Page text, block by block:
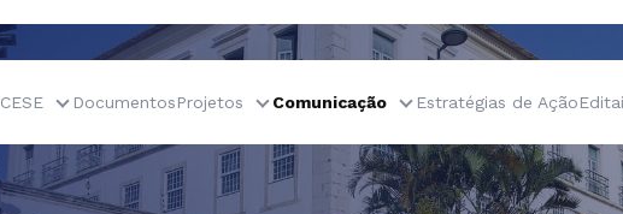
CESE DocumentosProjetos Comunicação Estratégias de Ação